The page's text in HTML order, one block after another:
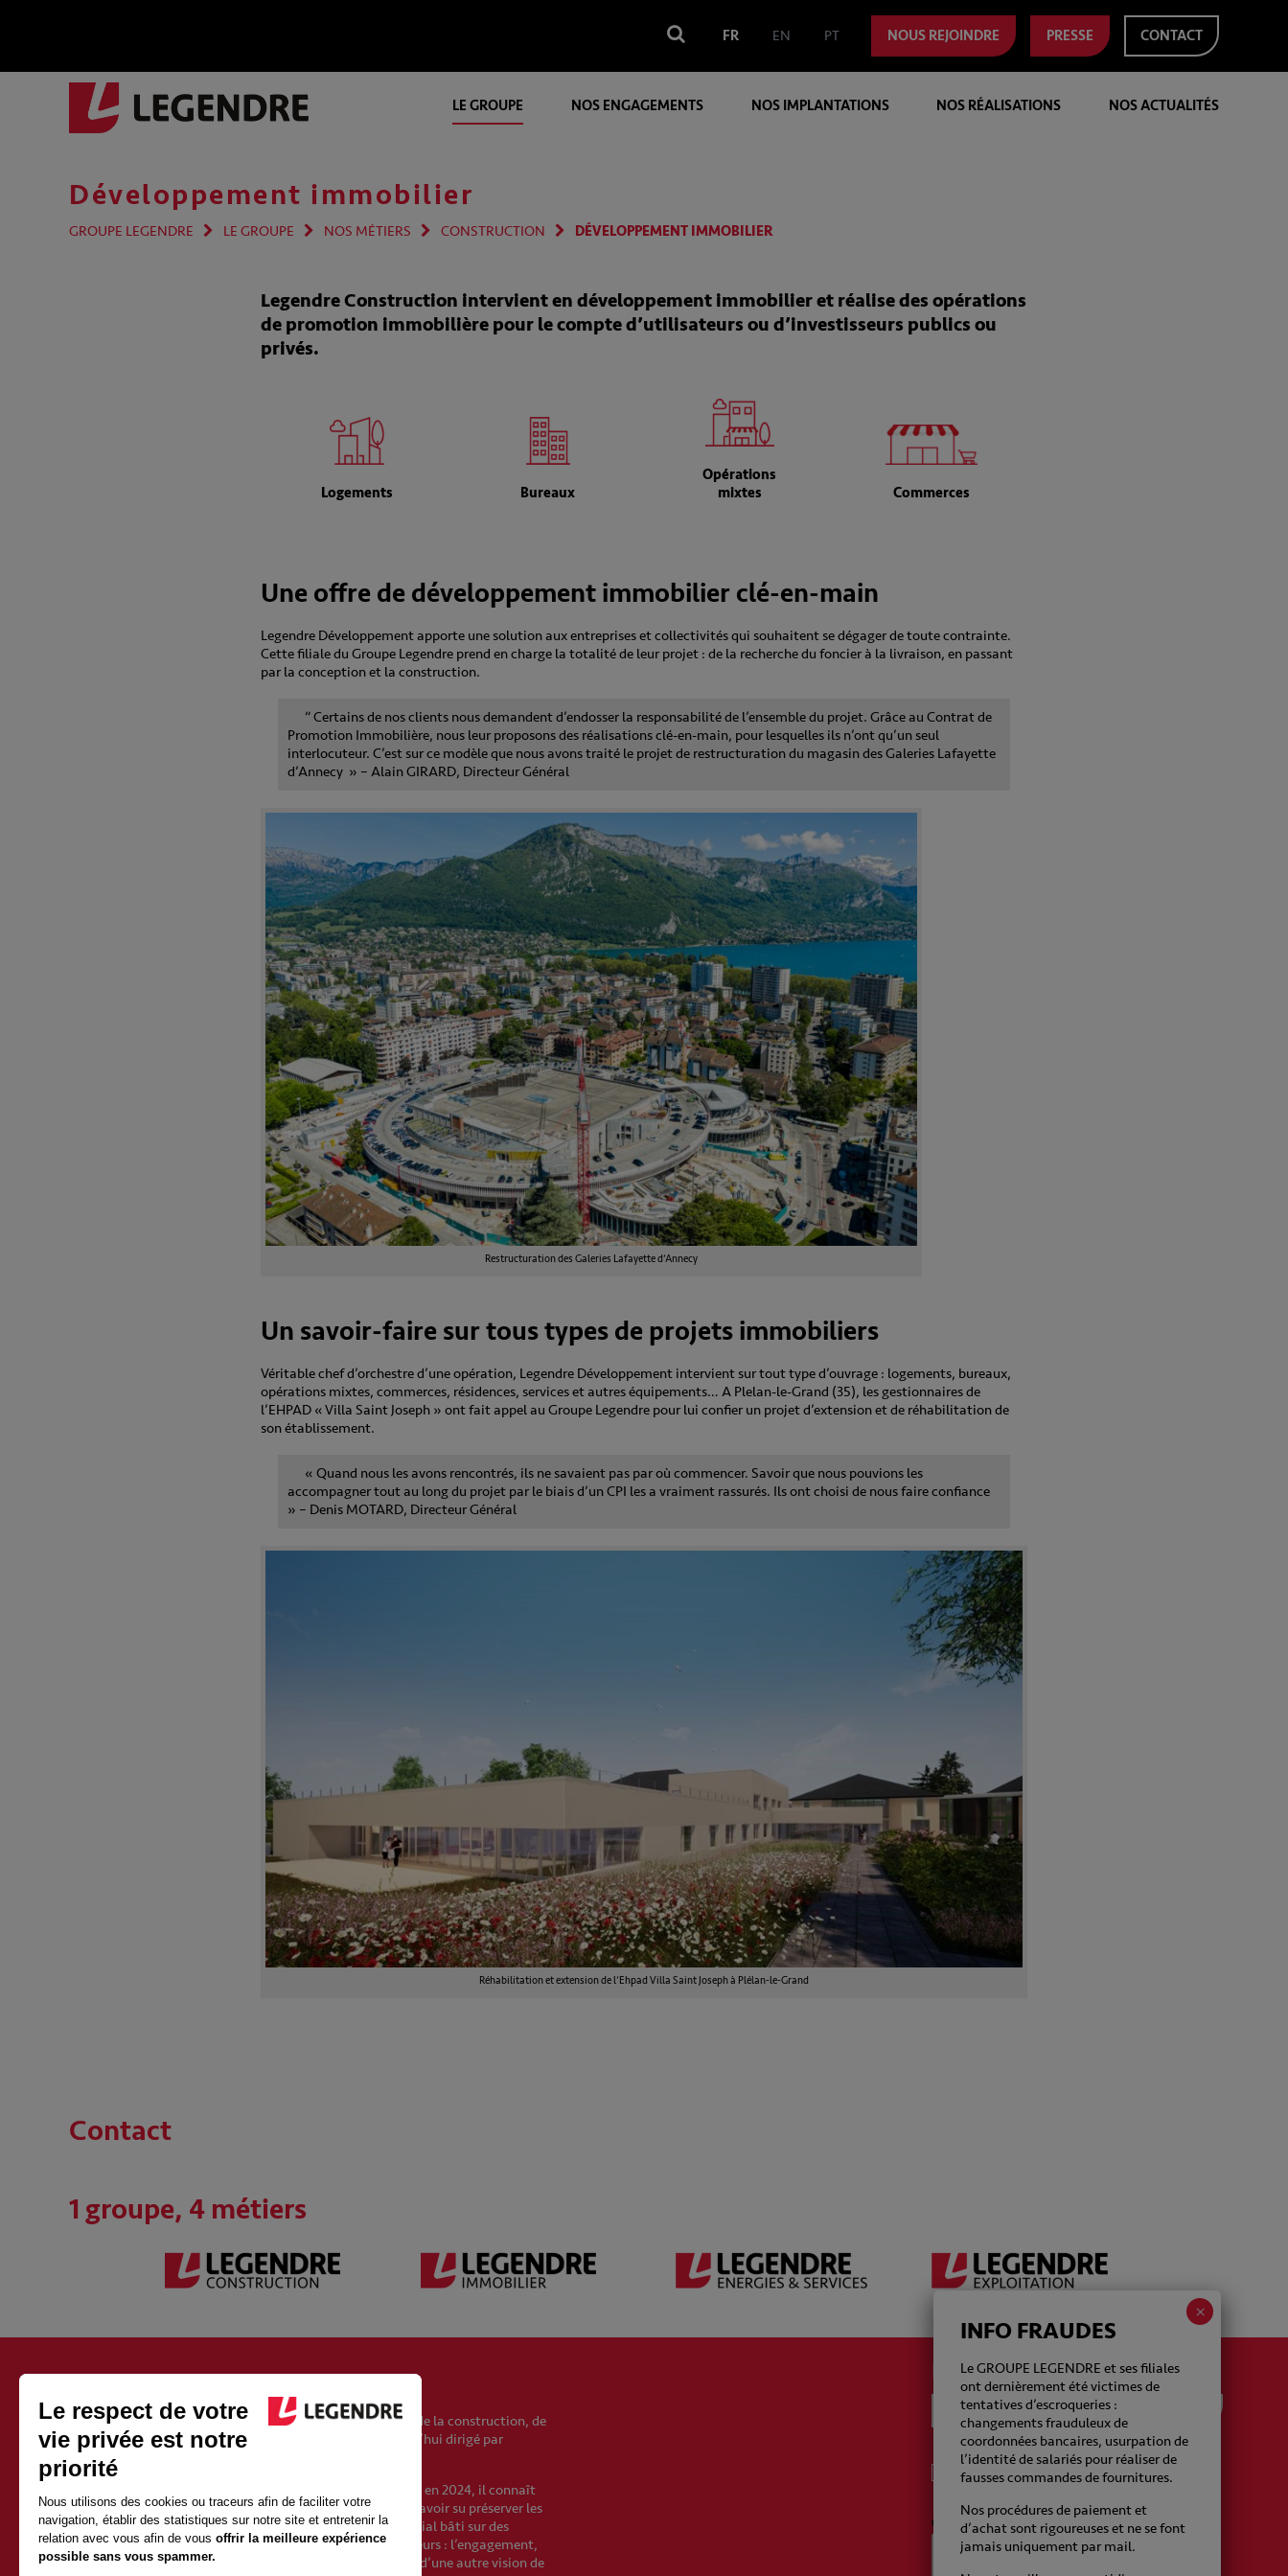
FR EN PT NOUS REJOINDRE PRESSE CONTACT
LE GROUPE NOS ENGAGEMENTS NOS IMPLANTATIONS NOS RÉALISATIONS NOS ACTUALITÉS
Développement immobilier
GROUPE LEGENDRE LE GROUPE NOS MÉTIERS CONSTRUCTION DÉVELOPPEMENT IMMOBILIER
Legendre Construction intervient endéveloppement immobilieret réalise des opérations
de promotion immobilière pour le compte d’utilisateurs ou d’investisseurs publics ou
privés.
Logements Bureaux
Opérations
mixtes
Commerces
Une offre de développement immobilier clé-en-main
Legendre Développement apporte une solution aux entreprises et collectivités qui souhaitent se dégager de toute contrainte.
Cette filiale du Groupe Legendre prend en charge la totalité de leur projet : de la recherche du foncier à la livraison, en passant
par la conception et la construction.
“ Certains de nos clients nous demandent d’endosser la responsabilité de l’ensemble du projet. Grâce au Contrat de
Promotion Immobilière, nous leur proposons des réalisations clé-en-main, pour lesquelles ils n’ont qu’un seul
interlocuteur. C’est sur ce modèle que nous avons traité le projet de restructuration du magasin des Galeries Lafayette
d’Annecy » – Alain GIRARD, Directeur Général
Restructuration des Galeries Lafayette d’Annecy
Un savoir-faire sur tous types de projets immobiliers
Véritable chef d’orchestre d’une opération, Legendre Développement intervient sur tout type d’ouvrage : logements, bureaux,
opérations mixtes, commerces, résidences, services et autres équipements… A Plelan-le-Grand (35), les gestionnaires de
l’EHPAD « Villa Saint Joseph » ont fait appel au Groupe Legendre pour lui confier un projet d’extension et de réhabilitation de
son établissement.
« Quand nous les avons rencontrés, ils ne savaient pas par où commencer. Savoir que nous pouvions les
accompagner tout au long du projet par le biais d’un CPI les a vraiment rassurés. Ils ont choisi de nous faire confiance
» – Denis MOTARD, Directeur Général
Réhabilitation et extension de l’Ehpad Villa Saint Joseph à Plélan-le-Grand
Contact
1 groupe, 4 métiers
Fondé en 1946, le groupe Legendre est un acteur européen de la construction, de
l’immobilier, de l’énergie et de l’exploitation. Il est aujourd’hui dirigé par
Vincent Legendre, le petit-fils du fondateur.
Avec 2500 salariés et 1 milliard d’euros de chiffre d’affaires en 2024, il connaît
une croissance soutenue depuis sa création. Sa force est d’avoir su préserver les
qualités de proximité et d’indépendance d’un groupe familial bâti sur des
valeurs fortes et partagées avec l’ensemble des collaborateurs : l’engagement,
l’entrepreneuriat et l’humain. Elles posent les fondements d’une autre vision de
La newsletter Legendre
J'accepte de recevoir de la part du Groupe
Legendre des emails
CAPTCHA
INFO FRAUDES
Le GROUPE LEGENDRE et ses filiales
ont dernièrement été victimes de
tentatives d’escroqueries :
changements frauduleux de
coordonnées bancaires, usurpation de
l’identité de salariés pour réaliser de
fausses commandes de fournitures.
Nos procédures de paiement et
d’achat sont rigoureuses et ne se font
jamais uniquement par mail.